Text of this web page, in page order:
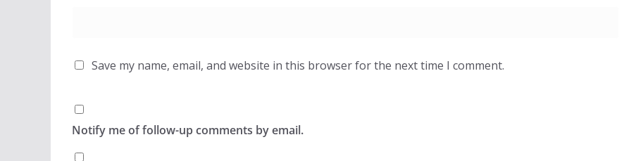
Save my name, email, and website in this browser for the next time I comment.
Notify me of follow-up comments by email.